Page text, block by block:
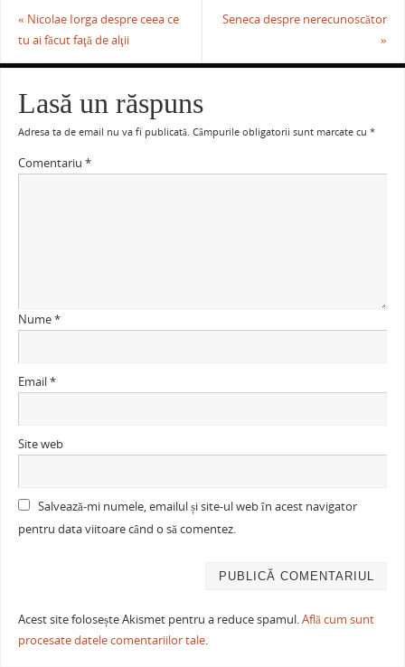
« Nicolae Iorga despre ceea ce
tu ai făcut faţă de alţii
Seneca despre nerecunoscător
»
Lasă un răspuns
Adresa ta de email nu va fi publicată. Câmpurile obligatorii sunt marcate cu *
Comentariu *
Nume*
Email*
Site web
Salvează-mi numele, emailul și site-ul web în acest navigator
pentru data viitoare când o să comentez.
Acest site folosește Akismet pentru a reduce spamul.Află cum sunt
procesate datele comentariilor tale.